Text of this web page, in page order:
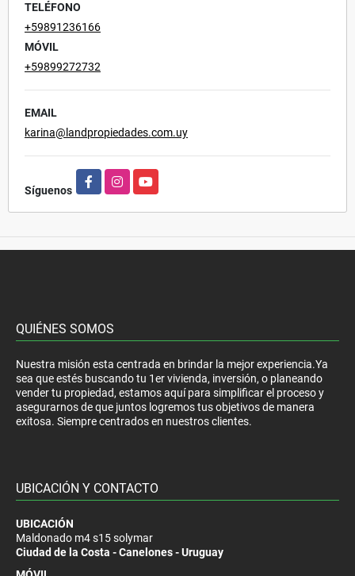
TELÉFONO
+59891236166
MÓVIL
+59899272732
EMAIL
karina@landpropiedades.com.uy
Síguenos
FacebookInstagramYouTube
QUIÉNES SOMOS
Nuestra misión esta centrada en brindar la mejor experiencia.Ya
sea que estés buscando tu 1er vivienda, inversión, o planeando
vender tu propiedad, estamos aquí para simplificar el proceso y
asegurarnos de que juntos logremos tus objetivos de manera
exitosa. Siempre centrados en nuestros clientes.
UBICACIÓN Y CONTACTO
UBICACIÓN
Maldonado m4 s15 solymar
Ciudad de la Costa - Canelones - Uruguay